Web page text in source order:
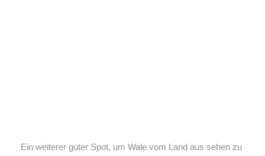
Ein weiterer guter Spot, um Wale vom Land aus sehen zu